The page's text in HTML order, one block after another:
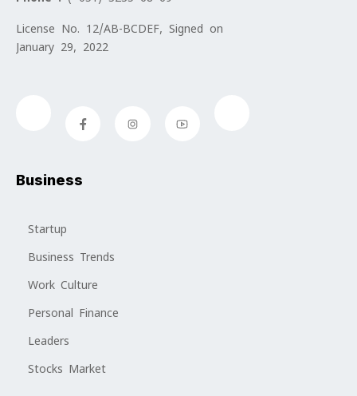
License No. 12/AB-BCDEF, Signed on
January 29, 2022
Business
Startup
Business Trends
Work Culture
Personal Finance
Leaders
Stocks Market